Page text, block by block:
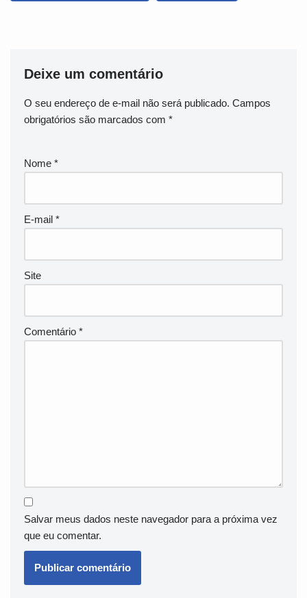
Deixe um comentário
O seu endereço de e-mail não será publicado. Campos
obrigatórios são marcados com *
Nome *
E-mail *
Site
Comentário *
Salvar meus dados neste navegador para a próxima vez
que eu comentar.